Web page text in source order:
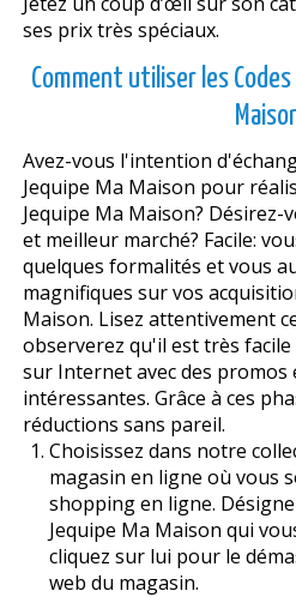
ses prix très spéciaux.
Comment utiliser les
Avez-vous l'intention
Jequipe Ma Maison pour
Jequipe Ma Maison? Désirez-
et meilleur marché? Facile:
quelques formalités et vous
magnifiques sur vos
Maison. Lisez attentivement
observerez qu'il est très
sur Internet avec des promos
intéressantes. Grâce à ces
réductions sans pareil.
Choisissez dans notre
magasin en ligne où vous
shopping en ligne.
Jequipe Ma Maison qui
cliquez sur lui pour le
web du magasin.